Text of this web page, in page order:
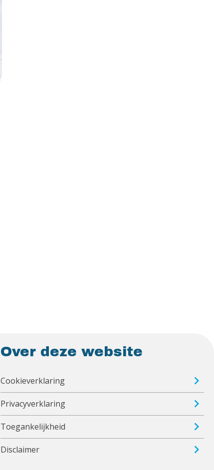
Over deze website
Cookieverklaring
Privacyverklaring
Toegankelijkheid
Disclaimer